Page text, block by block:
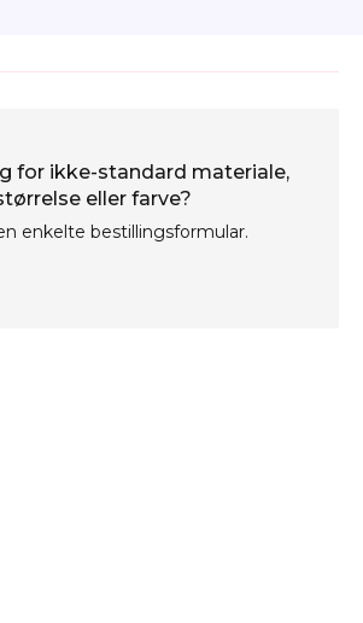
for ikke-standard materiale,
eller farve?
enkelte bestillingsformular.